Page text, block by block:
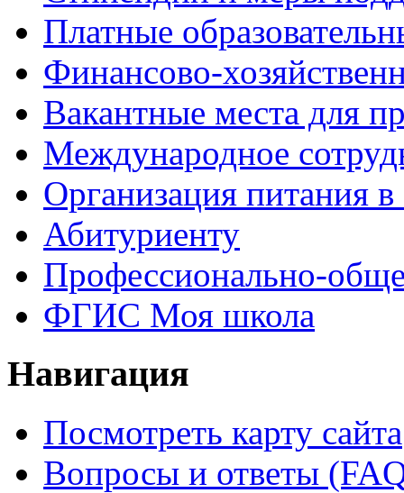
Платные
Финансово-
Вакантные места для
Международное
Организация питания в
Абитуриенту
Профессионально-
ФГИС Моя школа
Навигация
Посмотреть карту сайта
Вопросы и ответы